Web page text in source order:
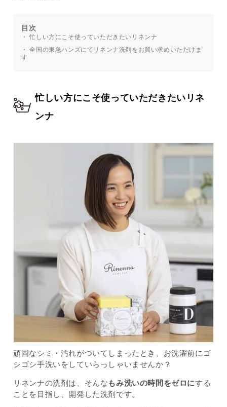
目次
忙しい方にこそ使っていただきたいリネンナ
全国の東急ハンズにてリネンナ洗剤をお買い求めいただけま
す
忙しい方にこそ使っていただきたいリネ
ンナ
頑固なシミ・汚れがついてしまったとき、お洗濯前にゴ
シゴシ手洗いをしていらっしゃいませんか？
リネンナの洗剤は、そんなもみ洗いの時間をゼロにする
ことを目指し、開発した洗剤です。